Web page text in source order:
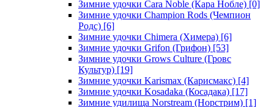
Зимние удочки Cara Noble (Кара Нобле) [0]
Зимние удочки Champion Rods (Чемпион
Родс) [6]
Зимние удочки Chimera (Химера) [6]
Зимние удочки Grifon (Грифон) [53]
Зимние удочки Grows Culture (Гровс
Культур) [19]
Зимние удочки Karismax (Карисмакс) [4]
Зимние удочки Kosadaka (Косадака) [17]
Зимние удилища Norstream (Норстрим) [1]